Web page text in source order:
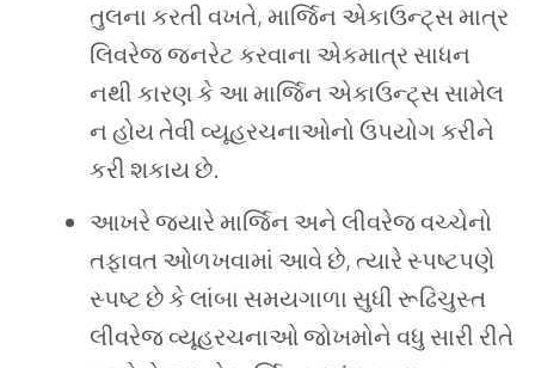
તુલના કરતી વખતે, માર્જિન એકાઉન્ટ્સ માત્ર
લિવરેજ જનરેટ કરવાના એકમાત્ર સાધન
નથી કારણ કે આ માર્જિન એકાઉન્ટ્સ સામેલ
ન હોય તેવી વ્યૂહરચનાઓનો ઉપયોગ કરીને
કરી શકાય છે.
આખરે જ્યારે માર્જિન અને લીવરેજ વચ્ચેનો
તફાવત ઓળખવામાં આવે છે, ત્યારે સ્પષ્ટપણે
સ્પષ્ટ છે કે લાંબા સમયગાળા સુધી રૂઢિચુસ્ત
લીવરેજ વ્યૂહરચનાઓ જોખમોને વધુ સારી રીતે